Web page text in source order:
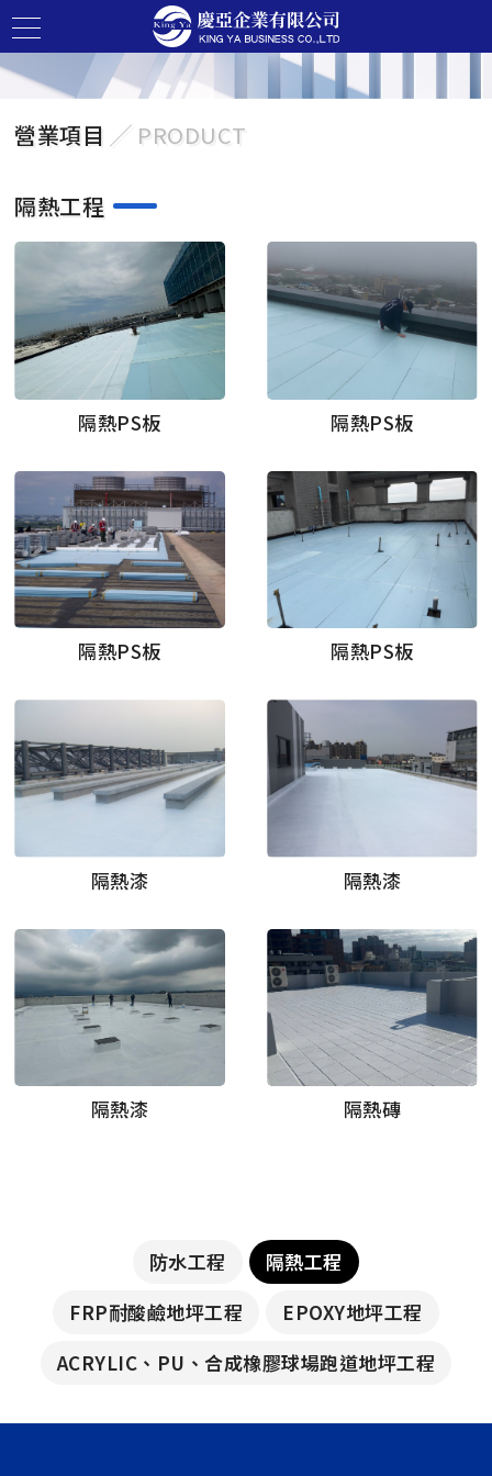
營業項目 ╱ PRODUCT
防水工程
隔熱工程
FRP耐酸鹼地坪工程
EPOXY地坪工程
ACRYLIC、PU、合成橡膠球場跑道地坪工程
隔熱工程
隔熱PS板 隔熱PS板
隔熱PS板 隔熱PS板
隔熱漆 隔熱漆
隔熱漆 隔熱磚